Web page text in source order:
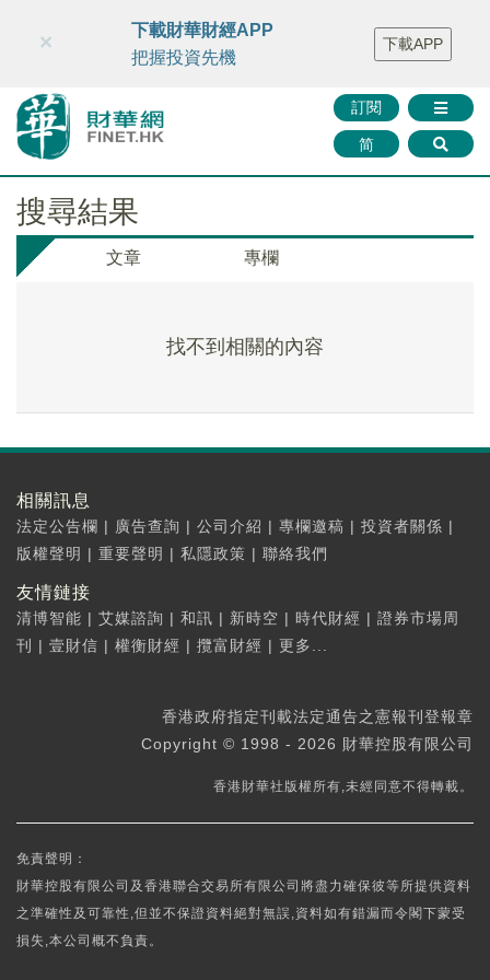
財華智庫網 FINTV FINMETA 財華證券 媒體矩陣
智庫沙龍
聯絡我們
訂閱
简
×
下載財華財經APP
把握投資先機
下載APP
搜尋結果
文章 專欄
找不到相關的內容
相關訊息
法定公告欄 | 廣告查詢 | 公司介紹 | 專欄邀稿 | 投資者關係 |
版權聲明 | 重要聲明 | 私隱政策 | 聯絡我們
友情鏈接
清博智能 | 艾媒諮詢 | 和訊 | 新時空 | 時代財經 | 證券市場周
刊
| 壹財信 | 權衡財經 | 攬富財經 | 更多...
香港政府指定刊載法定通告之憲報刊登報章
Copyright © 1998 - 2026 財華控股有限公司
香港財華社版權所有,未經同意不得轉載。
免責聲明：
財華控股有限公司及香港聯合交易所有限公司將盡力確保彼等所提供資料
之準確性及可靠性,但並不保證資料絕對無誤,資料如有錯漏而令閣下蒙受
損失,本公司概不負責。